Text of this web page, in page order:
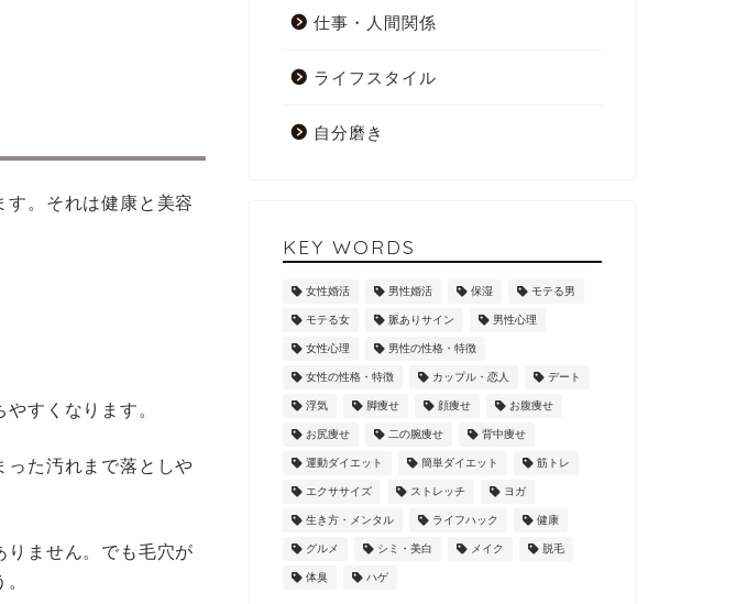
。それは健康と美容
すくなります。
った汚れまで落としや
りません。でも毛穴が
仕事・人間関係
ライフスタイル
自分磨き
KEY WORDS
女性婚活 男性婚活 保湿 モテる男
モテる女 脈ありサイン 男性心理
女性心理 男性の性格・特徴
女性の性格・特徴 カップル・恋人 デート
浮気 脚痩せ 顔痩せ お腹痩せ
お尻痩せ 二の腕痩せ 背中痩せ
運動ダイエット 簡単ダイエット 筋トレ
エクササイズ ストレッチ ヨガ
生き方・メンタル ライフハック 健康
グルメ シミ・美白 メイク 脱毛
体臭 ハゲ